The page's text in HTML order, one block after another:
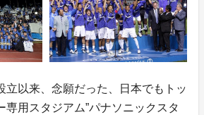
立以来、念願だった、日本でもトッ
専用スタジアム”パナソニックスタ